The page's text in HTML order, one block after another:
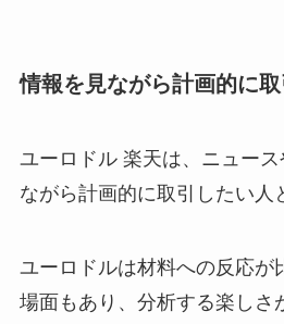
情報を見ながら計画的に
ユーロドル 楽天は、ニュー
ながら計画的に取引したい人
ユーロドルは材料への反応が
場面もあり、分析する楽しさ